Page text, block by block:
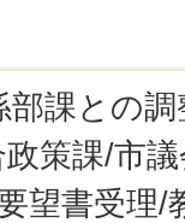
課との
策課/市
望書受理/